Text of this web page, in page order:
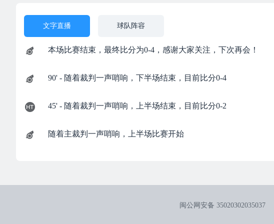
文字直播 球队阵容
本场比赛结束，最终比分为0-4，感谢大家关注，下次再会！
90' - 随着裁判一声哨响，下半场结束，目前比分0-4
45' - 随着裁判一声哨响，上半场结束，目前比分0-2
随着主裁判一声哨响，上半场比赛开始
闽公网安备 35020302035037